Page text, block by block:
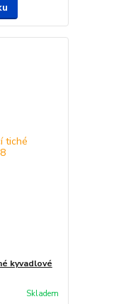
kyvadlové
Skladem